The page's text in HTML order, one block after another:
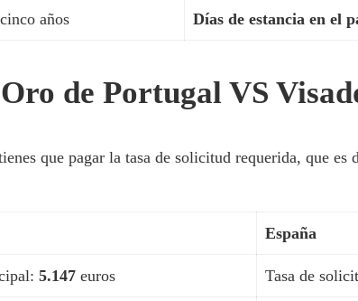
años Días de estancia en el
de Portugal VS
que pagar la tasa de solicitud requerida, que
España
5.147 euros Tasa de